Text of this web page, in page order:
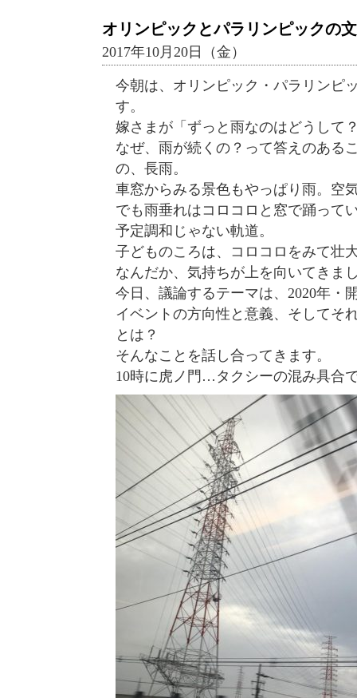
オリンピックとパラリンピックの
2017年10月20日（金）
今朝は、オリンピック・パラリンピ
す。
嫁さまが「ずっと雨なのはどうして
なぜ、雨が続くの？って答えのある
の、長雨。
車窓からみる景色もやっぱり雨。空
でも雨垂れはコロコロと窓で踊って
予定調和じゃない軌道。
子どものころは、コロコロをみて壮
なんだか、気持ちが上を向いてきま
今日、議論するテーマは、2020年・
イベントの方向性と意義、そしてそ
とは？
そんなことを話し合ってきます。
10時に虎ノ門…タクシーの混み具合